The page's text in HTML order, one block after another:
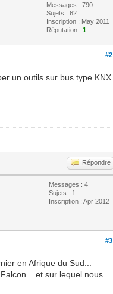
Messages : 790
Sujets : 62
Inscription : May 2011
Réputation :1
#2
un outils sur bus type KNX
Répondre
Messages : 4
Sujets : 1
Inscription : Apr 2012
#3
en Afrique du Sud...
et sur lequel nous